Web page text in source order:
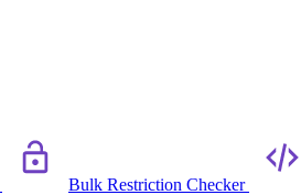
Bulk Restriction Checker